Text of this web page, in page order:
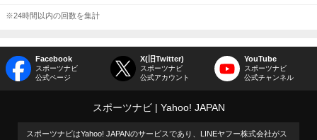
※24時間以内の回数を集計
Facebook
スポーツナビ
公式ページ
X(旧Twitter)
スポーツナビ
公式アカウント
YouTube
スポーツナビ
公式チャンネル
スポーツナビ Yahoo! JAPAN
スポーツナビはYahoo! JAPANのサービスであり、LINEヤフー株式会社がス